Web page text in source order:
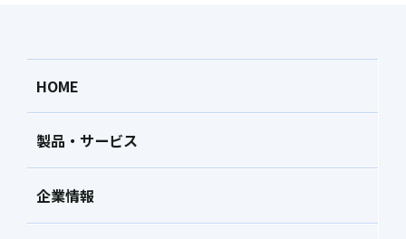
HOME
製品・サービス
企業情報